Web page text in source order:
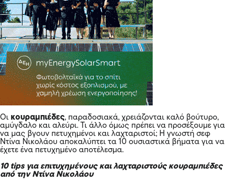
Οι κουραμπιέδες, παραδοσιακά, χρειάζονται καλό βούτυρο,
αμύγδαλο και αλεύρι. Τι άλλο όμως πρέπει να προσέξουμε για
να μας βγουν πετυχημένοι και λαχταριστοί; Η γνωστή σεφ
Ντίνα Νικολάου αποκαλύπτει τα 10 ουσιαστικά βήματα για να
έχετε ένα πετυχημένο αποτέλεσμα.
10 tips για επιτυχημένους και λαχταριστούς κουραμπιέδες
από την Ντίνα Νικολάου